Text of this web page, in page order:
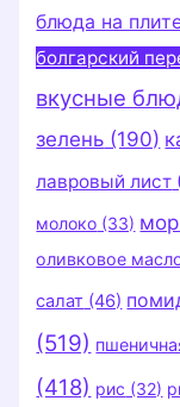
блюда на
болгарский
вкусные
зелень (190)
лавровый лист
молоко (33)
оливковое
салат (46)
(519)
(418) рис (32)